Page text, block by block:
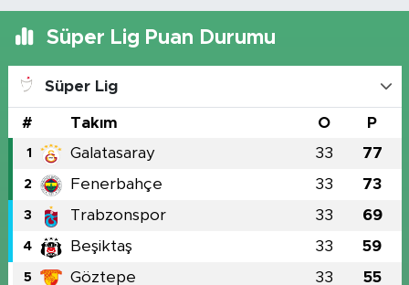
Süper Lig Puan Durumu
Süper Lig
# Takım O P
1 Galatasaray 33 77
2 Fenerbahçe 33 73
3 Trabzonspor 33 69
4 Beşiktaş 33 59
5 Göztepe 33 55